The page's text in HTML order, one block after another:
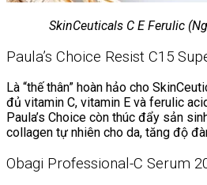
SkinCeuticals C E Ferulic
Paula’s Choice Resist C15
Là “thế thân” hoàn hảo cho
đủ vitamin C, vitamin E và ferulic
Paula’s Choice còn thúc đẩy sản
collagen tự nhiên cho da, tăng độ
Obagi Professional-C Serum